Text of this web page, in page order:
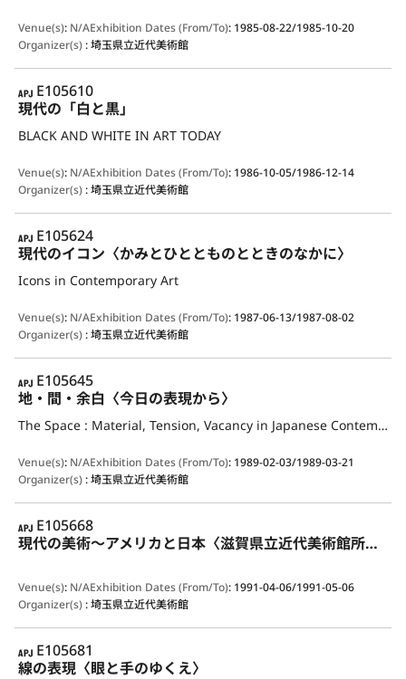
Venue(s): N/AExhibition Dates (From/To): 1985-08-22/1985-10-20
Organizer(s):埼玉県立近代美術館
APJ
E105610
現代の「白と黒」
BLACK AND WHITE IN ART TODAY
Venue(s): N/AExhibition Dates (From/To): 1986-10-05/1986-12-14
Organizer(s):埼玉県立近代美術館
APJ
E105624
現代のイコン〈かみとひととものとときのなかに〉
Icons in Contemporary Art
Venue(s): N/AExhibition Dates (From/To): 1987-06-13/1987-08-02
Organizer(s):埼玉県立近代美術館
APJ
E105645
地・間・余白〈今日の表現から〉
The Space : Material, Tension, Vacancy in Japanese Contemporary Art
Venue(s): N/AExhibition Dates (From/To): 1989-02-03/1989-03-21
Organizer(s):埼玉県立近代美術館
APJ
E105668
現代の美術～アメリカと日本〈滋賀県立近代美術館所蔵名品展〉
Venue(s): N/AExhibition Dates (From/To): 1991-04-06/1991-05-06
Organizer(s):埼玉県立近代美術館
APJ
E105681
線の表現〈眼と手のゆくえ〉